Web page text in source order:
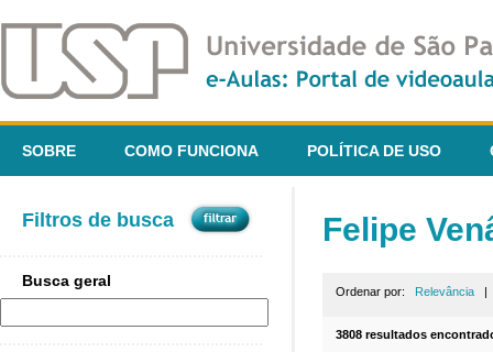
SOBRE COMO FUNCIONA POLÍTICA DE USO
Filtros de busca
Busca geral
Felipe
Ordenar por: Relevância
3808 resultados